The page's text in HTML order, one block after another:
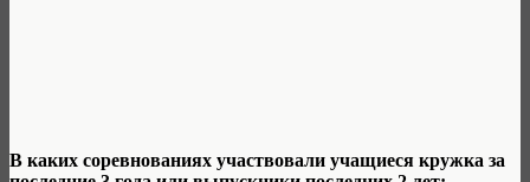
В каких соревнованиях участвовали учащиеся кружка за